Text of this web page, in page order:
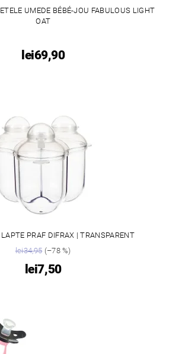
UMEDE BÉBÉ-JOU FABULOUS LIGHT
OAT
lei69,90
PRAF DIFRAX | TRANSPARENT
lei34,95(–78 %)
lei7,50